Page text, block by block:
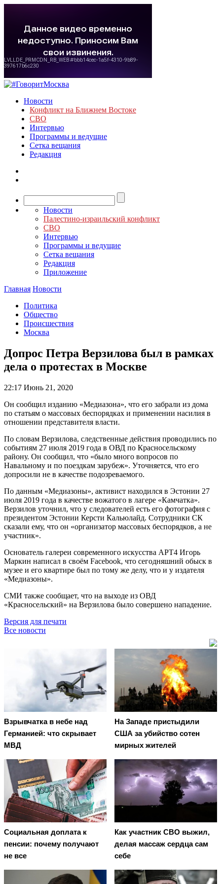
Новости
Конфликт на Ближнем Востоке
СВО
Интервью
Программы и ведущие
Сетка вещания
Редакция
Новости
Палестино-израильский конфликт
СВО
Интервью
Программы и ведущие
Сетка вещания
Редакция
Приложение
Главная Новости
Политика
Общество
Происшествия
Москва
Допрос Петра Верзилова был в рамках
дела о протестах в Москве
22:17 Июнь 21, 2020
Он сообщил изданию «Медиазона», что его забрали из дома
по статьям о массовых беспорядках и применении насилия в
отношении представителя власти.
По словам Верзилова, следственные действия проводились по
событиям 27 июля 2019 года в ОВД по Красносельскому
району. Он сообщил, что «было много вопросов по
Навальному и по поездкам зарубеж». Уточняется, что его
допросили не в качестве подозреваемого.
По данным «Медиазоны», активист находился в Эстонии 27
июля 2019 года в качестве вожатого в лагере «Камчатка».
Верзилов уточнил, что у следователей есть его фотография с
президентом Эстонии Керсти Кальюлайд. Сотрудники СК
сказали ему, что он «организатор массовых беспорядков, а не
участник».
Основатель галереи современного искусства AРT4 Игорь
Маркин написал в своём Facebook, что сегодняшний обыск в
музее и его квартире был по тому же делу, что и у издателя
«Медиазоны».
СМИ также сообщает, что на выходе из ОВД
«Красносельский» на Верзилова было совершено нападение.
Версия для печати
Все новости
Взрывчатка в небе над
Германией: что скрывает
МВД
На Западе пристыдили
США за убийство сотен
мирных жителей
Социальная доплата к
пенсии: почему получают
не все
Как участник СВО выжил,
делая массаж сердца сам
себе